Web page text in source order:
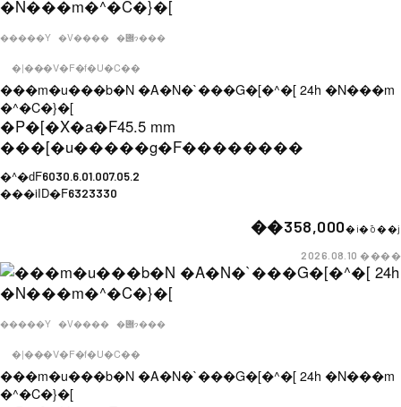
�����Y �V���� �݌ɂ���
�|���V�F�f�U�C��
���m�u���b�N �A�N�`���G�[�^�[ 24h �N���m
�^�C�}�[
�P�[�X�a�F45.5 mm
���[�u�����g�F��������
�^�ԁF6030.6.01.007.05.2
���iID�F6323330
��358,000�i�ō��j
2026.08.10����
�����Y �V���� �݌ɂ���
�|���V�F�f�U�C��
���m�u���b�N �A�N�`���G�[�^�[ 24h �N���m
�^�C�}�[